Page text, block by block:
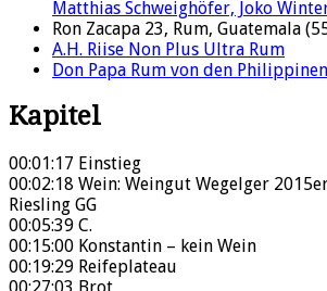
Matthias Schweighöfer, Joko
Ron Zacapa 23, Rum, Guatemala
A.H. Riise Non Plus Ultra Rum
Don Papa Rum von den Philippinen
Kapitel
00:01:17 Einstieg
00:02:18 Wein: Weingut Wegelger
Riesling GG
00:05:39 C.
00:15:00 Konstantin – kein Wein
00:19:29 Reifeplateau